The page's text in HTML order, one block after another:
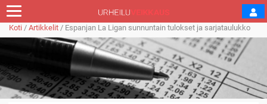
Koti / Artikkelit / Espanjan La Ligan sunnuntain tulokset ja sarjataulukko